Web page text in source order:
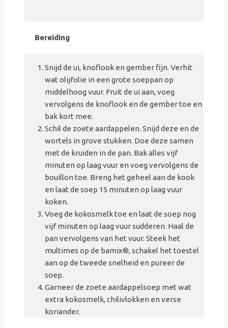
Bereiding
Snijd de ui, knoflook en gember fijn. Verhit
wat olijfolie in een grote soeppan op
middelhoog vuur. Fruit de ui aan, voeg
vervolgens de knoflook en de gember toe en
bak kort mee.
Schil de zoete aardappelen. Snijd deze en de
wortels in grove stukken. Doe deze samen
met de kruiden in de pan. Bak alles vijf
minuten op laag vuur en voeg vervolgens de
bouillon toe. Breng het geheel aan de kook
en laat de soep 15 minuten op laag vuur
koken.
Voeg de kokosmelk toe en laat de soep nog
vijf minuten op laag vuur sudderen. Haal de
pan vervolgens van het vuur. Steek het
multimes op de bamix®, schakel het toestel
aan op de tweede snelheid en pureer de
soep.
Garneer de zoete aardappelsoep met wat
extra kokosmelk, chilivlokken en verse
koriander.